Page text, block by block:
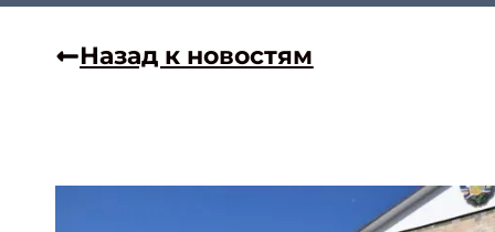
Назад к новостям